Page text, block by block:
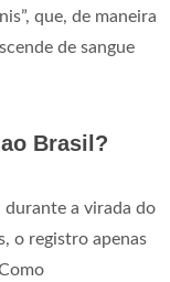
que, de maneira
de sangue
Brasil?
durante a virada do
o registro apenas